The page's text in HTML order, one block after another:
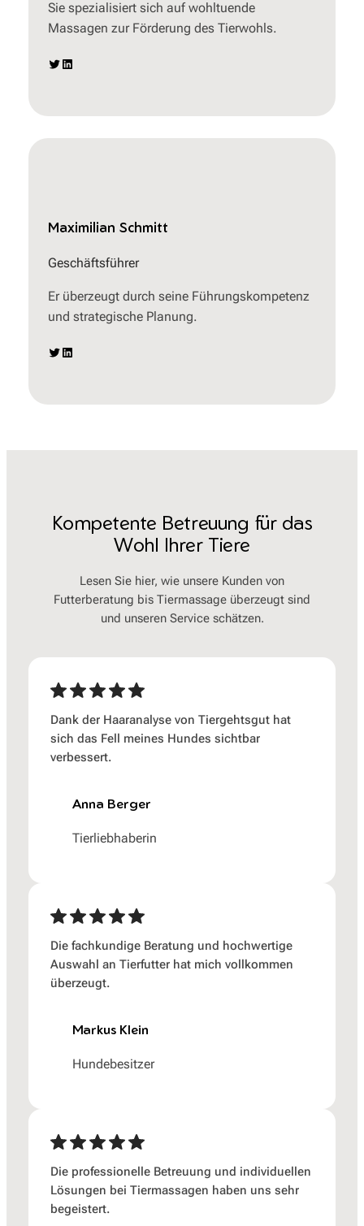
Sie spezialisiert sich auf wohltuende
Massagen zur Förderung des Tierwohls.
Twitter LinkedIn
Maximilian Schmitt
Geschäftsführer
Er überzeugt durch seine Führungskompetenz
und strategische Planung.
Twitter LinkedIn
Kompetente Betreuung für das
Wohl Ihrer Tiere
Lesen Sie hier, wie unsere Kunden von
Futterberatung bis Tiermassage überzeugt sind
und unseren Service schätzen.
Dank der Haaranalyse von Tiergehtsgut hat
sich das Fell meines Hundes sichtbar
verbessert.
Anna Berger
Tierliebhaberin
Die fachkundige Beratung und hochwertige
Auswahl an Tierfutter hat mich vollkommen
überzeugt.
Markus Klein
Hundebesitzer
Die professionelle Betreuung und individuellen
Lösungen bei Tiermassagen haben uns sehr
begeistert.